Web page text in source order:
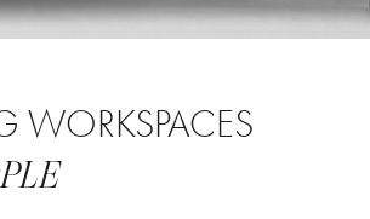
WORKSPACES